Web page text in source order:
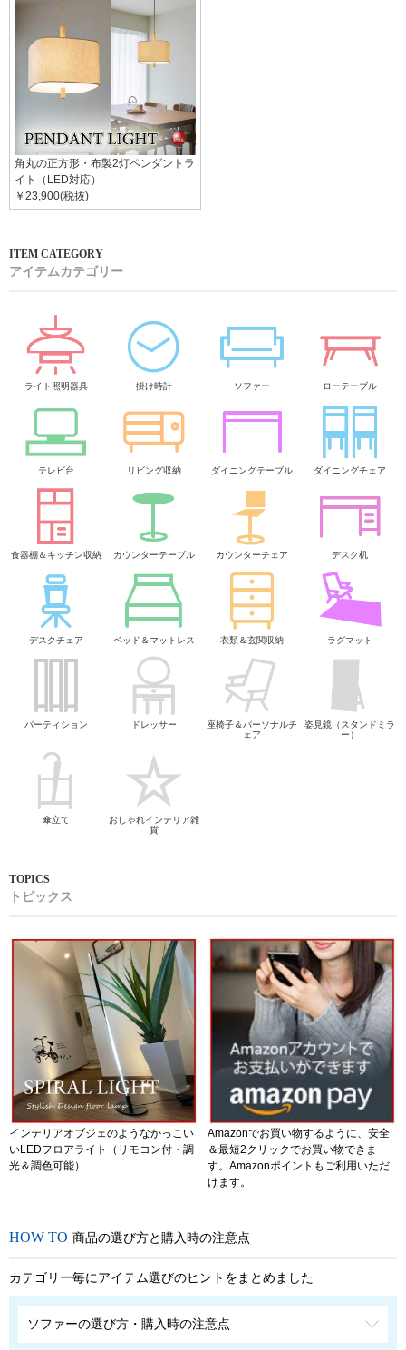
角丸の正方形・布製2灯ペンダントラ
イト（LED対応）
￥23,900(税抜)
アイテムカテゴリー
ライト照明器具 掛け時計 ソファー ローテーブル
テレビ台 リビング収納 ダイニングテーブル ダイニングチェア
食器棚＆キッチン収納 カウンターテーブル カウンターチェア デスク机
デスクチェア ベッド＆マットレス 衣類＆玄関収納 ラグマット
パーティション ドレッサー
座椅子＆パーソナルチ
ェア
姿見鏡（スタンドミラ
ー）
傘立て
おしゃれインテリア雑
貨
トピックス
インテリアオブジェのようなかっこい
いLEDフロアライト（リモコン付・調
光＆調色可能）
Amazonでお買い物するように、安全
＆最短2クリックでお買い物できま
す。Amazonポイントもご利用いただ
けます。
商品の選び方と購入時の注意点
カテゴリー毎にアイテム選びのヒントをまとめました
ソファーの選び方・購入時の注意点